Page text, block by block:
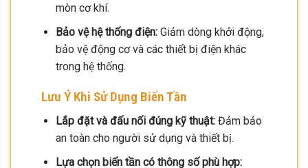
mòn cơ khí.
Bảo vệ hệ thống điện:Giảm dòng khởi động,
bảo vệ động cơ và các thiết bị điện khác
trong hệ thống.
Lưu Ý Khi Sử Dụng Biến Tần
Lắp đặt và đấu nối đúng kỹ thuật:Đảm bảo
an toàn cho người sử dụng và thiết bị.
Lựa chọn biến tần có thông số phù hợp: